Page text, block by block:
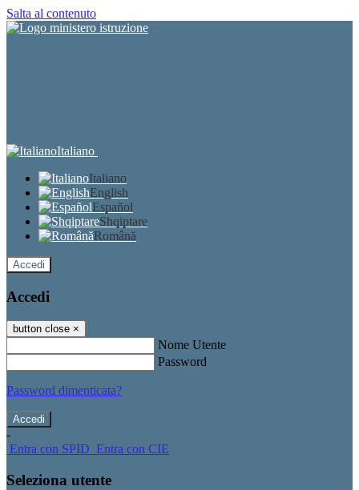
Salta al contenuto
Italiano
Italiano
English
Español
Shqiptare
Română
Accedi
Accedi
button close ×
Nome Utente
Password
Password dimenticata?
-
Entra con SPID Entra con CIE
Seleziona utente